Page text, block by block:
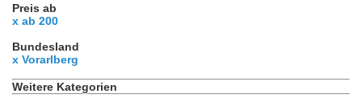
Preis ab
x ab 200
Bundesland
x Vorarlberg
Weitere Kategorien